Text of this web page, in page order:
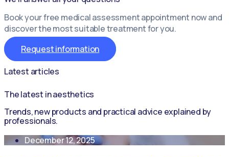
Book your free medical assessment appointment now and
discover the most suitable treatment for you.
Request information
Latest articles
The latest in aesthetics
Trends, new products and practical advice explained by
professionals.
December 12, 2025